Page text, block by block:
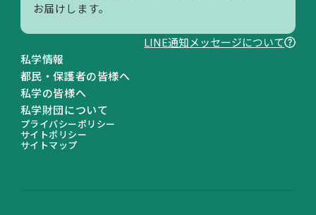
私学情報
都民・保護者の皆様へ
私学の皆様へ
私学財団について
プライバシーポリシー
サイトポリシー
サイトマップ
お届けします。
LINE通知メッセージについて